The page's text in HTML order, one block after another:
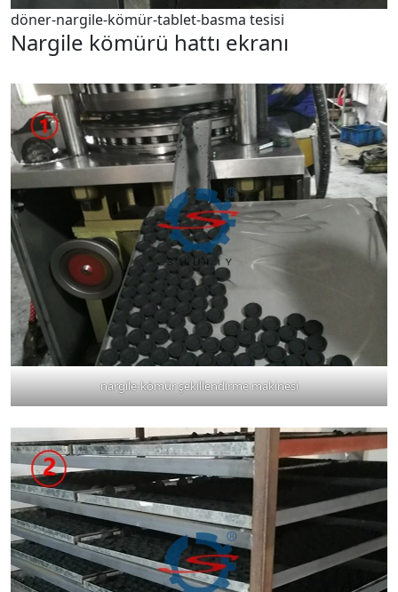
döner-nargile-kömür-tablet-basma tesisi
Nargile kömürü hattı ekranı
nargile-kömür şekillendirme makinesi